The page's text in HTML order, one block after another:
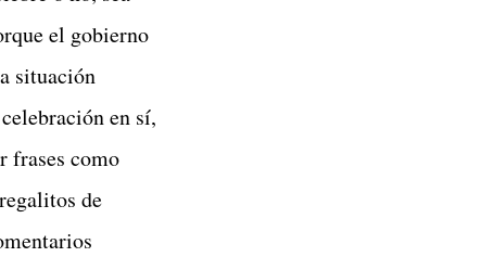
el gobierno
situación
en sí,
frases como
de